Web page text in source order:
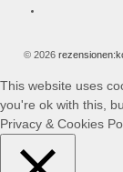
© 2026
This website uses
you're ok with this,
Privacy & Cookies